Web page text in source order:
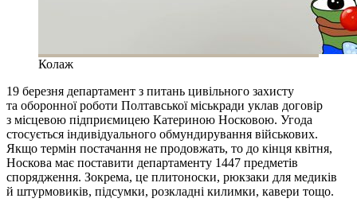
Колаж
19 березня департамент з питань цивільного захисту
та оборонної роботи Полтавської міськради уклав договір
з місцевою підприємицею Катериною Носковою. Угода
стосується індивідуального обмундирування військових.
Якщо термін постачання не продовжать, то до кінця квітня,
Носкова має поставити департаменту 1447 предметів
спорядження. Зокрема, це плитоноски, рюкзаки для медиків
й штурмовиків, підсумки, розкладні килимки, кавери тощо.